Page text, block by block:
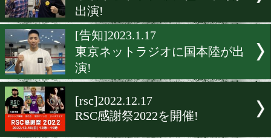
[rsc]2023.2.23
田中恒成がrscイベントに
出演!
[告知]2023.2.7
東京ネットラジオに佐々木
出演!